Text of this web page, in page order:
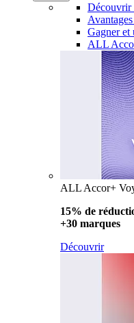
Découvrir
Gagner et
ALL
ALL Accor+
15% de
+30 marques
Découvrir